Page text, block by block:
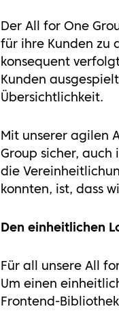
Der All for One
für ihre Kunden zu
konsequent
Kunden
Übersichtlichkeit.
Mit unserer agilen
Group sicher,
die
konnten, ist, dass
Den einheitlichen
Für all unsere All
Um einen
Frontend-